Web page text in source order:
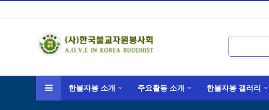
한불자봉 소개 주요활동 소개 한불자봉 갤러리